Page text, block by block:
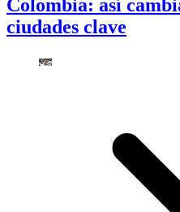
Colombia: así
ciudades clave